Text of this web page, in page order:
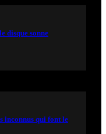
disque sonne
inconnus qui font le